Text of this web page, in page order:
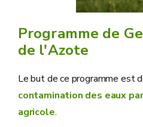
Programme de
de l'Azote
Le but de ce programme est
contamination des eaux
agricole.